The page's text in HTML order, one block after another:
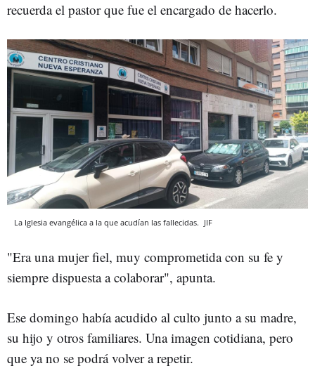
recuerda el pastor que fue el encargado de hacerlo.
La Iglesia evangélica a la que acudían las fallecidas. JIF
"Era una mujer fiel, muy comprometida con su fe y
siempre dispuesta a colaborar", apunta.
Ese domingo había acudido al culto junto a su madre,
su hijo y otros familiares. Una imagen cotidiana, pero
que ya no se podrá volver a repetir.